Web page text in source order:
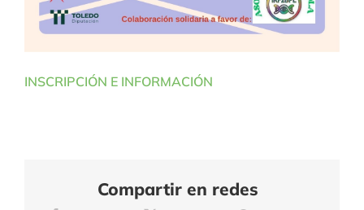
INSCRIPCIÓN E INFORMACIÓN
Compartir en redes